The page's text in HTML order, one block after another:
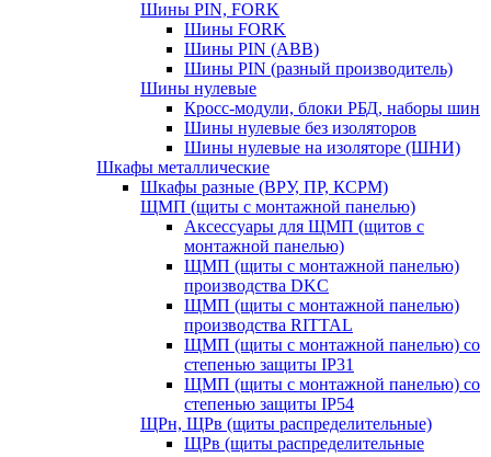
Шины PIN, FORK
Шины FORK
Шины PIN (АВВ)
Шины PIN (разный производитель)
Шины нулевые
Кросс-модули, блоки РБД, наборы шин
Шины нулевые без изоляторов
Шины нулевые на изоляторе (ШНИ)
Шкафы металлические
Шкафы разные (ВРУ, ПР, КСРМ)
ЩМП (щиты с монтажной панелью)
Аксессуары для ЩМП (щитов с
монтажной панелью)
ЩМП (щиты с монтажной панелью)
производства DKC
ЩМП (щиты с монтажной панелью)
производства RITTAL
ЩМП (щиты с монтажной панелью) со
степенью защиты IP31
ЩМП (щиты с монтажной панелью) со
степенью защиты IP54
ЩРн, ЩРв (щиты распределительные)
ЩРв (щиты распределительные